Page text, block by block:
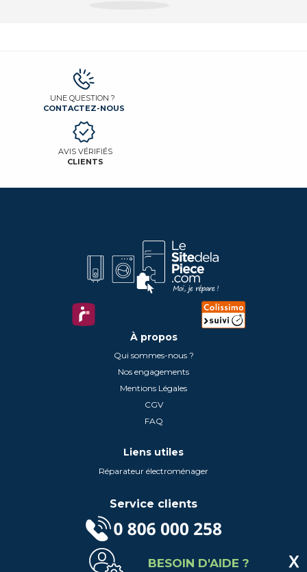
UNE QUESTION ?
CONTACTEZ-NOUS
AVIS VÉRIFIÉS
CLIENTS
À propos
Qui sommes-nous ?
Nos engagements
Mentions Légales
CGV
FAQ
Liens utiles
Réparateur électroménager
Service clients
(Service gratuit + prix d'un appel local)
Lundi au Vendredi de 9h à 18h
BESOIN D'AIDE ?